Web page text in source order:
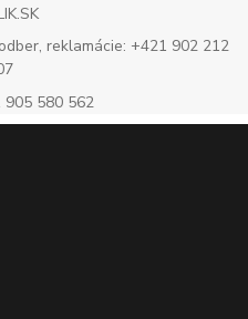
reklamácie: +421 902 212
905 580 562